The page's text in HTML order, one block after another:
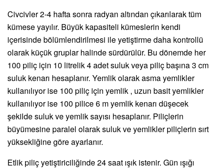
Civcivler 2-4 hafta sonra radyan altından çıkarılarak tüm
kümese yayılır. Büyük kapasiteli kümeslerin kendi
içerisinde bölümlendirilmesi ile yetiştirme daha kontrollü
olarak küçük gruplar halinde sürdürülür. Bu dönemde her
100 piliç için 10 litrelik 4 adet suluk veya piliç başına 3 cm
suluk kenarı hesaplanır. Yemlik olarak asma yemlikler
kullanılıyor ise 100 piliç için yemlik , uzun basit yemlikler
kullanılıyor ise 100 pilice 6 m yemlik kenarı düşecek
şekilde suluk ve yemlik sayısı hesaplanır. Piliçlerin
büyümesine paralel olarak suluk ve yemlikler piliçlerin sırt
yüksekliğine göre ayarlanır.
Etlik piliç yetiştiriciliğinde 24 saat ışık istenir. Gün ışığı